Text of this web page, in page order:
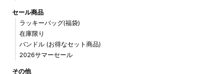
セール商品
ラッキーバッグ(福袋)
在庫限り
バンドル (お得なセット商品)
2026サマーセール
その他